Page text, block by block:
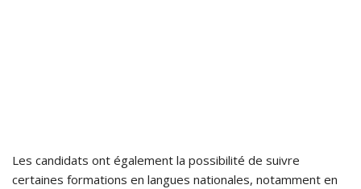
Les candidats ont également la possibilité de suivre
certaines formations en langues nationales, notamment en